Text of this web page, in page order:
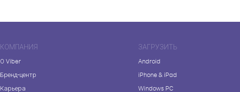
КОМПАНИЯ
О Viber
Бренд-центр
Карьера
ЗАГРУЗИТЬ
Android
iPhone & iPad
Windows PC